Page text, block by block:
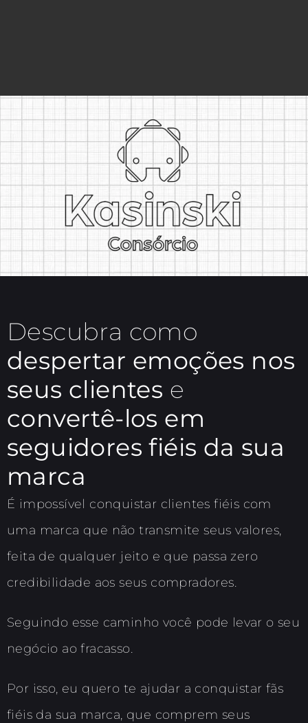
Descubra como
despertar emoções nos
seus clientes e
convertê-los em
seguidores fiéis da sua
marca
É impossível conquistar clientes fiéis com
uma marca que não transmite seus valores,
feita de qualquer jeito e que passa zero
credibilidade aos seus compradores.
Seguindo esse caminho você pode levar o seu
negócio ao fracasso.
Por isso, eu quero te ajudar a conquistar fãs
fiéis da sua marca, que comprem seus